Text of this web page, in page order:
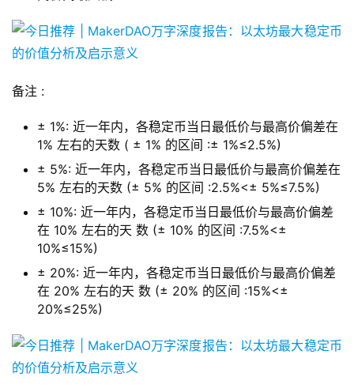
备注 :
± 1%: 近一年内，各稳定币当日最低价与最高价偏差在
1% 左右的天数 ( ± 1% 的区间 :± 1%≤2.5%)
± 5%: 近一年内，各稳定币当日最低价与最高价偏差在
5% 左右的天数 (± 5% 的区间 :2.5%<± 5%≤7.5%)
± 10%: 近一年内，各稳定币当日最低价与最高价偏差
在 10% 左右的天 数 (± 10% 的区间 :7.5%<±
10%≤15%)
± 20%: 近一年内，各稳定币当日最低价与最高价偏差
在 20% 左右的天 数 (± 20% 的区间 :15%<±
20%≤25%)